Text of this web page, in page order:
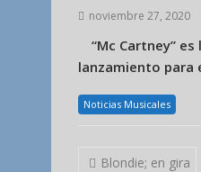
noviembre 27, 2020
“Mc Cartney”
lanzamiento para
Noticias Musicales
Navegación
Blondie; en gira